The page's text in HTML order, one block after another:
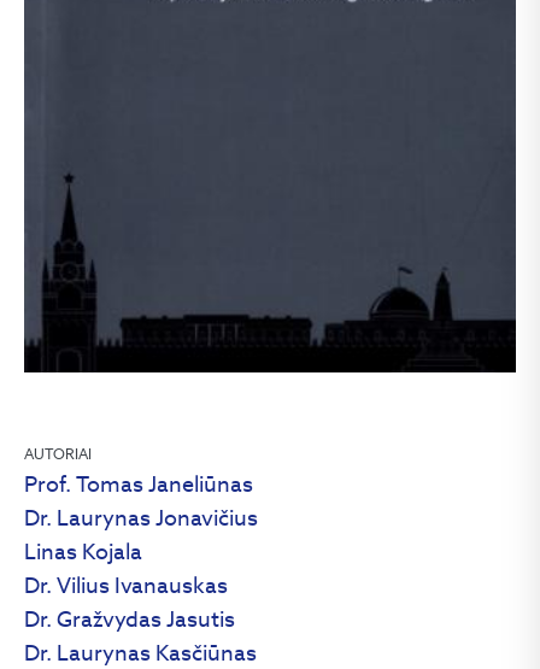
AUTORIAI
Prof. Tomas Janeliūnas
Dr. Laurynas Jonavičius
Linas Kojala
Dr. Vilius Ivanauskas
Dr. Gražvydas Jasutis
Dr. Laurynas Kasčiūnas